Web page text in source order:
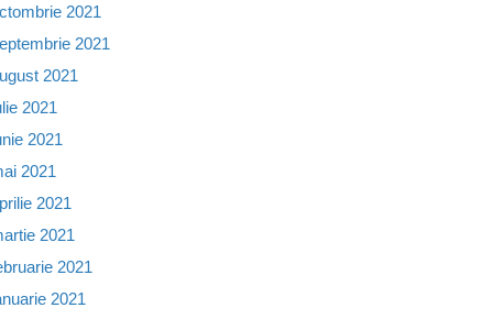
2021
2021
2021
2021
2021
2021
2021
2021
2021
2021